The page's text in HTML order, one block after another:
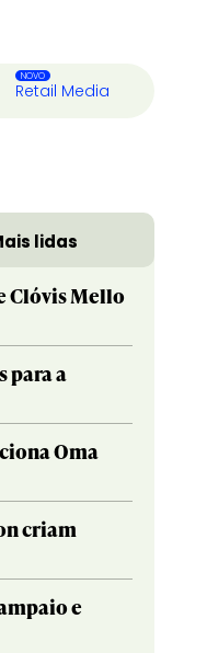
Retail Media
lidas
Clóvis Mello
para a
Oma
criam
e